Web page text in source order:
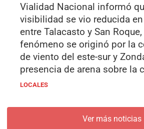
Vialidad Nacional informó
visibilidad se vio reducida
entre Talacasto y San
fenómeno se originó por la
de viento del este-sur y
presencia de arena sobre la
LOCALES
Ver más noticias